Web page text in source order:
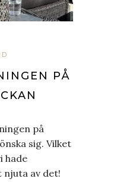
PÅ
på
sig. Vilket
hade
av det!